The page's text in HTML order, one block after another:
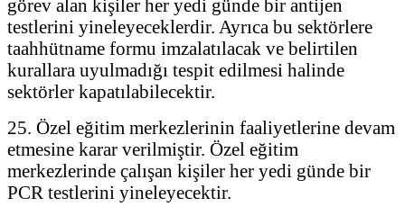
görev alan kişiler her yedi günde bir antijen
testlerini yineleyeceklerdir. Ayrıca bu sektörlere
taahhütname formu imzalatılacak ve belirtilen
kurallara uyulmadığı tespit edilmesi halinde
sektörler kapatılabilecektir.
25. Özel eğitim merkezlerinin faaliyetlerine devam
etmesine karar verilmiştir. Özel eğitim
merkezlerinde çalışan kişiler her yedi günde bir
PCR testlerini yineleyecektir.